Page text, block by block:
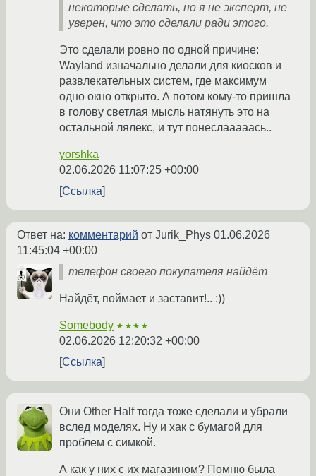
некоторые сделать, но я не эксперт, не
уверен, что это сделали ради этого.
Это сделали ровно по одной причине:
Wayland изначально делали для киосков и
развлекательных систем, где максимум
одно окно открыто. А потом кому-то пришла
в голову светлая мысль натянуть это на
остальной лялекс, и тут понеслааааась..
yorshka
02.06.2026 11:07:25 +00:00
Ссылка
Ответ на: комментарий от Jurik_Phys 01.06.2026
11:45:04 +00:00
телефон своего покупателя найдёт
Найдёт, поймает и заставит!.. :))
Somebody ★★★★
02.06.2026 12:20:32 +00:00
Ссылка
Они Other Half тогда тоже сделали и убрали
вслед моделях. Ну и хак с бумагой для
проблем с симкой.
А как у них с их магазином? Помню была